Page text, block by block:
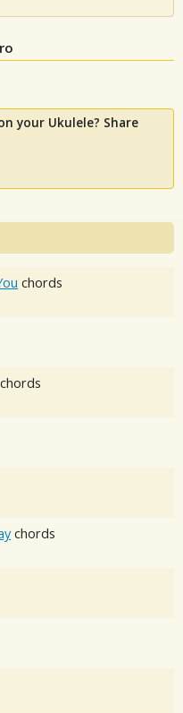
your Ukulele? Share
chords
chords
chords